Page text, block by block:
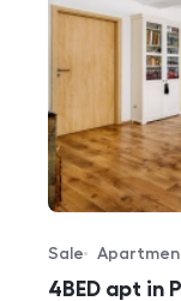
4BED apt in
Offer type
Sale
Property type